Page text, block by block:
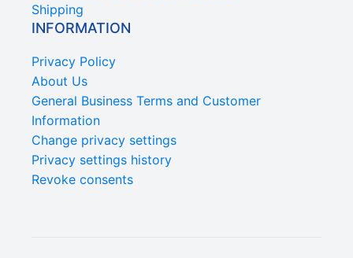
Shipping
INFORMATION
Privacy Policy
About Us
General Business Terms and Customer
Information
Change privacy settings
Privacy settings history
Revoke consents